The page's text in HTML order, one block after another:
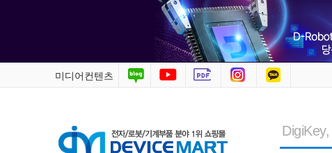
터/PCB미디어컨텐츠